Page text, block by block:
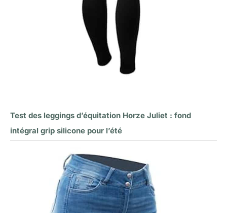
Test des leggings d’équitation Horze Juliet : fond
intégral grip silicone pour l’été